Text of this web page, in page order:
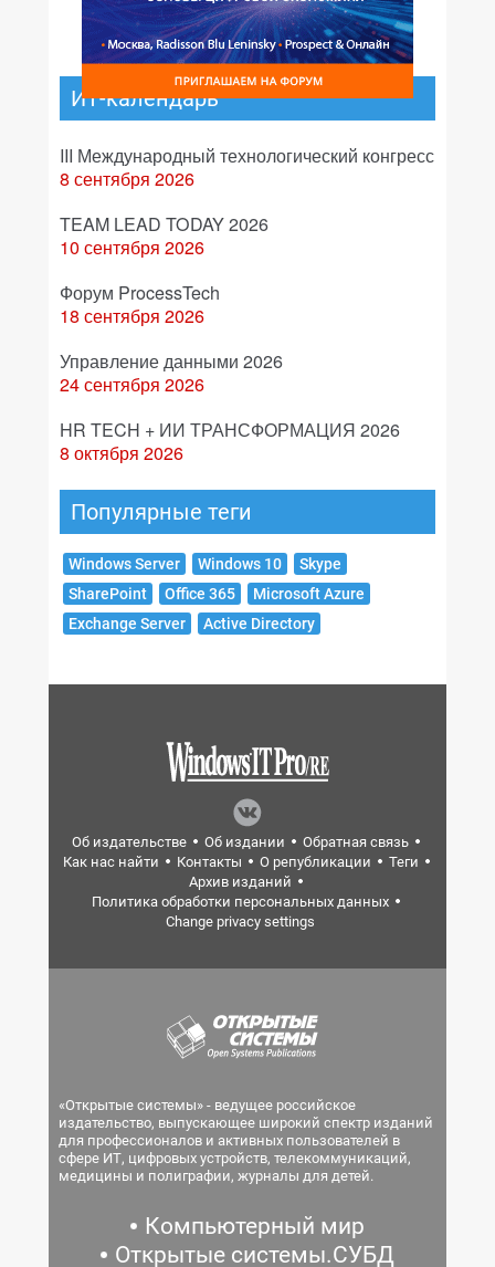
ИТ-календарь
III Международный технологический конгресс
8 сентября 2026
TEAM LEAD TODAY 2026
10 сентября 2026
Форум ProcessTech
18 сентября 2026
Управление данными 2026
24 сентября 2026
HR TECH + ИИ ТРАНСФОРМАЦИЯ 2026
8 октября 2026
Популярные теги
Windows Server Windows 10
Skype
SharePoint
Office 365
Microsoft Azure
Exchange Server
Active Directory
Об издательстве Об издании
Обратная связь
Как нас найти
Контакты О републикации
Теги
Архив изданий
Политика обработки персональных данных
Change privacy settings
«Открытые системы» - ведущее российское
издательство, выпускающее широкий спектр изданий
для профессионалов и активных пользователей в
сфере ИТ, цифровых устройств, телекоммуникаций,
медицины и полиграфии, журналы для детей.
Компьютерный мир
Открытые системы.СУБД